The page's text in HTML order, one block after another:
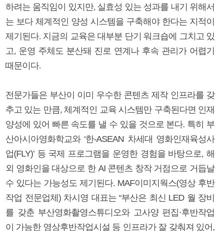
하려는 움직임이 있지만, 실효성 있는 성과를 내기 위해서
는 보다 체계적인 양성 시스템을 구축해야 한다는 지적이
제기된다. 지금의 교육은 대부분 단기 워크숍에 그치고 있
고, 운영 주체도 분산돼 진로 연계나 후속 관리가 어렵기
때문이다.
전문가들은 부산이 이미 우수한 콘텐츠 제작 인프라를 갖
추고 있는 만큼, 체계적인 교육 시스템만 구축된다면 인재
양성에 있어 빠른 속도를 낼 수 있을 것으로 본다. 특히 부
산아시아영화학교와 ‘한-ASEAN 차세대 영화인재육성사
업(FLY)’ 등 국제 프로그램을 운영한 경험을 바탕으로, 해
외 영화인을 대상으로 한 AI 콘텐츠 창작 거점으로 거듭날
수 있다는 가능성도 제기된다. MAF이미지웍스(영상 후반
작업 전문업체) 차시영 대표는 “부산은 최신 LED 월 장비
를 갖춘 부산영화촬영스튜디오와 고사양 편집·후반작업
이 가능한 영상후반작업시설 등 인프라가 잘 갖춰져 있어,